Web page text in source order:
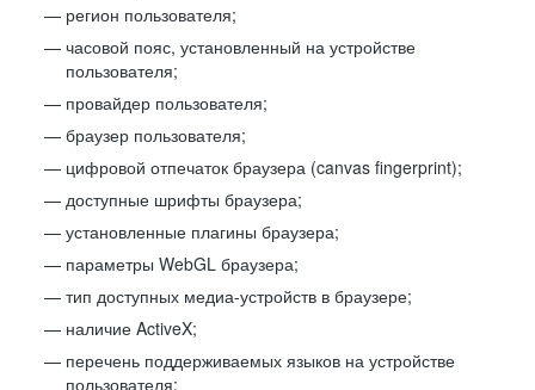
регион пользователя;
часовой пояс, установленный на устройстве
пользователя;
провайдер пользователя;
браузер пользователя;
цифровой отпечаток браузера (canvas fingerprint);
доступные шрифты браузера;
установленные плагины браузера;
параметры WebGL браузера;
тип доступных медиа-устройств в браузере;
наличие ActiveX;
перечень поддерживаемых языков на устройстве
пользователя;